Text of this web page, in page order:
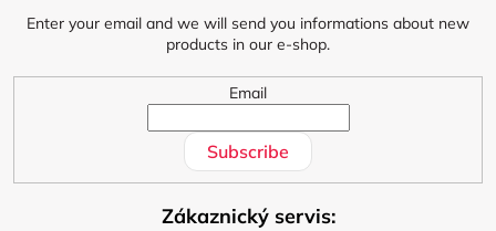
Enter your email and we will send you informations about new
products in our e-shop.
Email
Subscribe
Zákaznický servis: